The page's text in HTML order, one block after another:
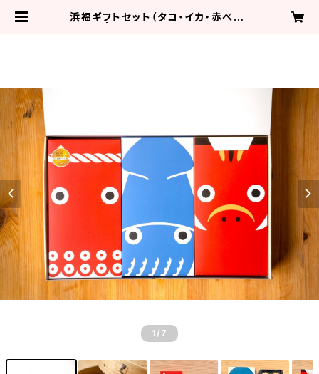
浜福ギフトセット（タコ・イカ・赤べこ）
1 /7